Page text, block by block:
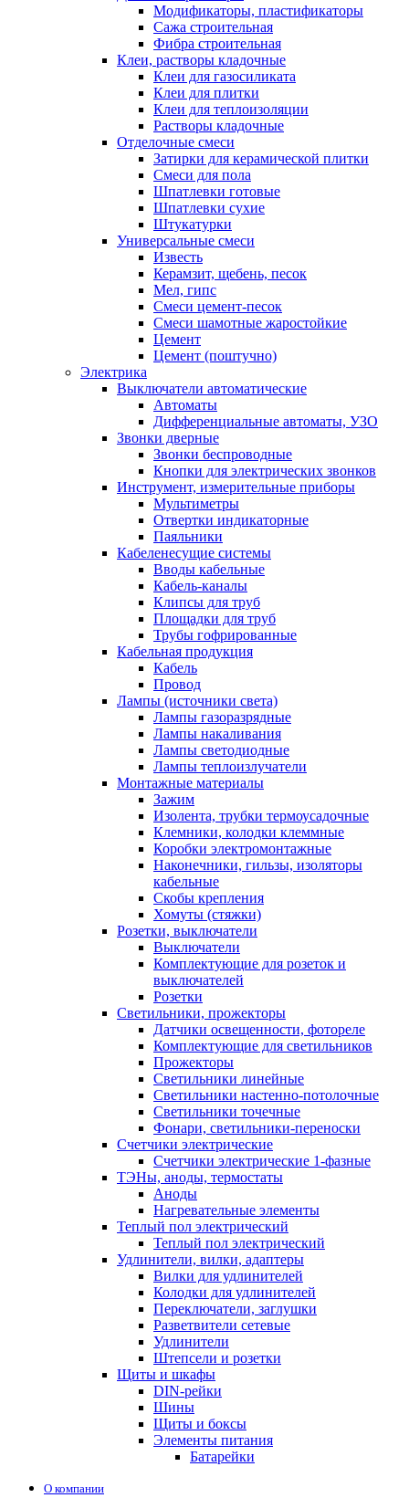
Модификаторы, пластификаторы
Сажа строительная
Фибра строительная
Клеи, растворы кладочные
Клеи для газосиликата
Клеи для плитки
Клеи для теплоизоляции
Растворы кладочные
Отделочные смеси
Затирки для керамической плитки
Смеси для пола
Шпатлевки готовые
Шпатлевки сухие
Штукатурки
Универсальные смеси
Известь
Керамзит, щебень, песок
Мел, гипс
Смеси цемент-песок
Смеси шамотные жаростойкие
Цемент
Цемент (поштучно)
Электрика
Выключатели автоматические
Автоматы
Дифференциальные автоматы, УЗО
Звонки дверные
Звонки беспроводные
Кнопки для электрических звонков
Инструмент, измерительные приборы
Мультиметры
Отвертки индикаторные
Паяльники
Кабеленесущие системы
Вводы кабельные
Кабель-каналы
Клипсы для труб
Площадки для труб
Трубы гофрированные
Кабельная продукция
Кабель
Провод
Лампы (источники света)
Лампы газоразрядные
Лампы накаливания
Лампы светодиодные
Лампы теплоизлучатели
Монтажные материалы
Зажим
Изолента, трубки термоусадочные
Клемники, колодки клеммные
Коробки электромонтажные
Наконечники, гильзы, изоляторы
кабельные
Скобы крепления
Хомуты (стяжки)
Розетки, выключатели
Выключатели
Комплектующие для розеток и
выключателей
Розетки
Светильники, прожекторы
Датчики освещенности, фотореле
Комплектующие для светильников
Прожекторы
Светильники линейные
Светильники настенно-потолочные
Светильники точечные
Фонари, светильники-переноски
Счетчики электрические
Счетчики электрические 1-фазные
ТЭНы, аноды, термостаты
Аноды
Нагревательные элементы
Теплый пол электрический
Теплый пол электрический
Удлинители, вилки, адаптеры
Вилки для удлинителей
Колодки для удлинителей
Переключатели, заглушки
Разветвители сетевые
Удлинители
Штепсели и розетки
Щиты и шкафы
DIN-рейки
Шины
Щиты и боксы
Элементы питания
Батарейки
О компании